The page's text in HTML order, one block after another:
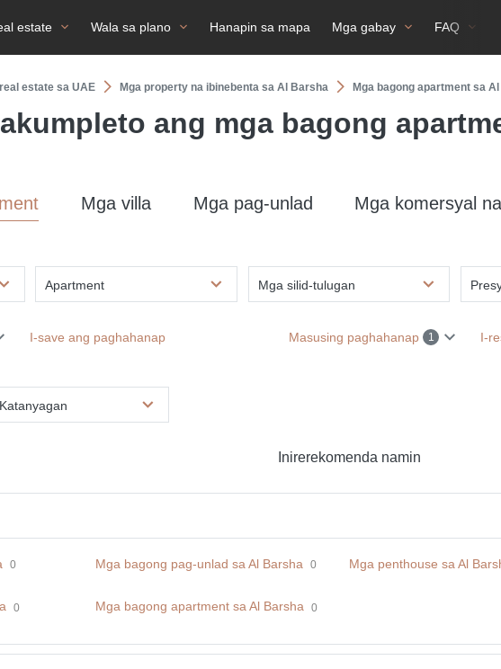
estate Wala sa plano Hanapin sa mapa Mga gabay FAQ
estate sa UAE Mga property na ibinebenta sa Al Barsha Mga bagong apartment sa
ang mga bagong
Mga villa Mga pag-unlad Mga komersyal
Apartment Mga silid-tulugan
I-save ang paghahanap Masusing paghahanap 1 I-
Katanyagan
Inirerekomenda namin
0 Mga bagong pag-unlad sa Al Barsha 0 Mga penthouse sa Al
0 Mga bagong apartment sa Al Barsha 0